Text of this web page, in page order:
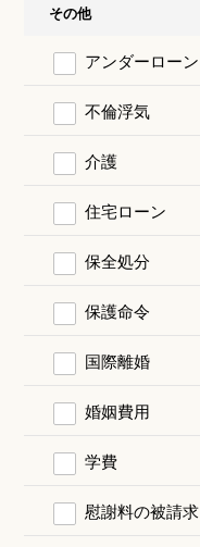
その他
アンダーローン
不倫浮気
介護
住宅ローン
保全処分
保護命令
国際離婚
婚姻費用
学費
慰謝料の被請求